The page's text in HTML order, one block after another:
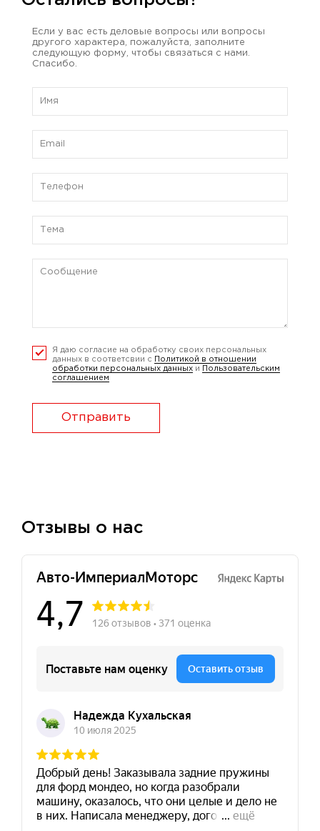
Если у вас есть деловые вопросы или вопросы
другого характера, пожалуйста, заполните
следующую форму, чтобы связаться с нами.
Спасибо.
Я даю согласие на обработку своих персональных
данных в соответсвии с
Политикой в отношении
обработки персональных данных и
Пользовательским
соглашением
Отправить
Отзывы о нас